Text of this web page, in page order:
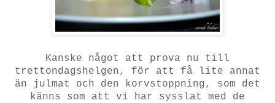
Kanske något att prova nu till
trettondagshelgen, för att få lite annat
än julmat och den korvstoppning, som det
känns som att vi har sysslat med de